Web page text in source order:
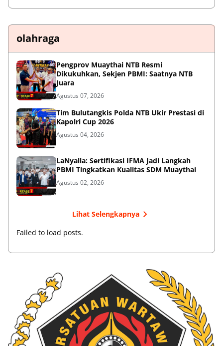
olahraga
Pengprov Muaythai NTB Resmi
Dikukuhkan, Sekjen PBMI: Saatnya NTB
Juara
Agustus 07, 2026
Tim Bulutangkis Polda NTB Ukir Prestasi di
Kapolri Cup 2026
Agustus 04, 2026
LaNyalla: Sertifikasi IFMA Jadi Langkah
PBMI Tingkatkan Kualitas SDM Muaythai
Agustus 02, 2026
Lihat Selengkapnya
Failed to load posts.